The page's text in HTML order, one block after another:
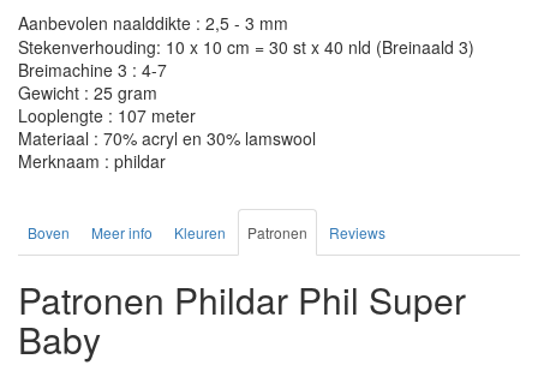
Aanbevolen naalddikte : 2,5 - 3 mm
Stekenverhouding: 10 x 10 cm = 30 st x 40 nld (Breinaald 3)
Breimachine 3 : 4-7
Gewicht : 25 gram
Looplengte : 107 meter
Materiaal : 70% acryl en 30% lamswool
Merknaam : phildar
Boven Meer info Kleuren Patronen Reviews
Patronen Phildar Phil Super
Baby